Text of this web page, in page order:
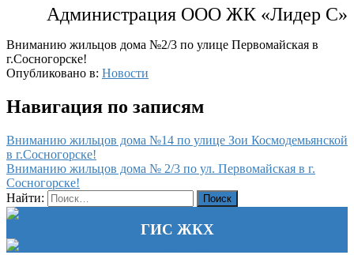
Администрация ООО ЖК «Лидер С»
Вниманию жильцов дома №2/3 по улице Первомайская в
г.Сосногорске!
Опубликовано в: Новости
Навигация по записям
Вниманию жильцов дома №14 по улице Зои Космодемьянской
в г.Сосногорске!
Вниманию жильцов дома № 2/3 по ул. Первомайская в г.
Сосногорске!
Найти:
ГИС ЖКХ